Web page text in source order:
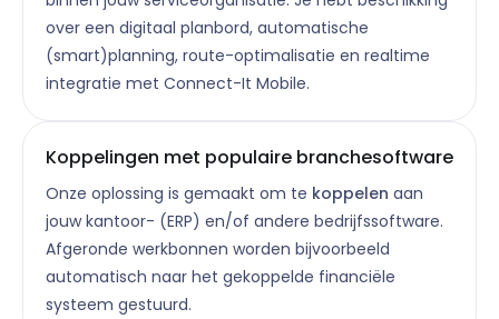
over een digitaal planbord, automatische
(smart)planning, route-optimalisatie en realtime
integratie met Connect-It Mobile.
Koppelingen met populaire branchesoftware
Onze oplossing is gemaakt om te koppelen aan
jouw kantoor- (ERP) en/of andere bedrijfssoftware.
Afgeronde werkbonnen worden bijvoorbeeld
automatisch naar het gekoppelde financiële
systeem gestuurd.